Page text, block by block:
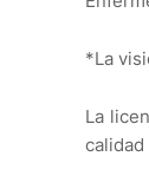
*La
La